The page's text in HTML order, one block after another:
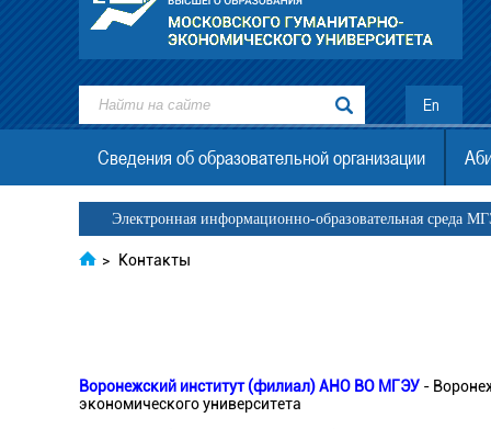
En
Сведения об образовательной организации
Электронная информационно-образовательная среда
> Контакты
Воронежский институт (филиал) АНО ВО МГЭУ -
экономического университета